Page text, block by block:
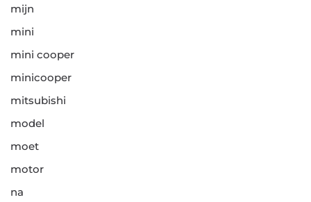
mijn
mini
mini cooper
minicooper
mitsubishi
model
moet
motor
na